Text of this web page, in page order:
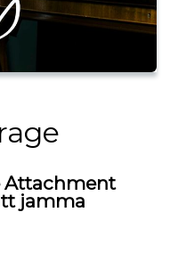
Attachment
jamma